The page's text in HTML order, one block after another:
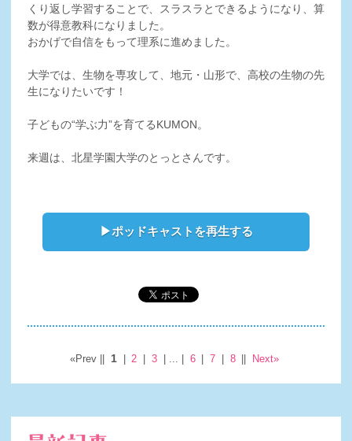
くり返し学習することで、スラスラとできるようになり、算
数が得意教科になりました。
おかげで自信をもって理系に進めました。
大学では、生物を専攻して、地元・山形で、高校の生物の先
生になりたいです！
子どもの“学ぶ力”を育てるKUMON。
来週は、北星学園大学のとっとさんです。
▶ポッドキャストを再生する
«Prev || 1 | 2 | 3 | ... | 6 | 7 | 8 || Next»